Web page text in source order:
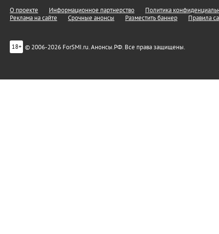
О проекте Информационное партнерство
Политика
Реклама на сайте
Срочные анонсы Разместить баннер Правила
18+ © 2006-2026 ForSMI.ru. Анонсы.РФ. Все права защищены.